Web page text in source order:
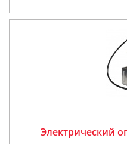
Электрический